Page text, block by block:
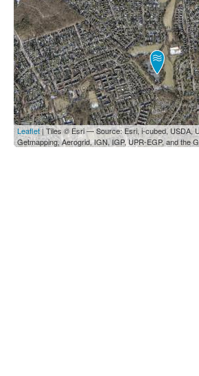
Leaflet| Tiles © Esri — Source: Esri, i-cubed, USDA,
Getmapping, Aerogrid, IGN, IGP, UPR-EGP, and the